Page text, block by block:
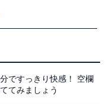
ですっきり快感！ 空欄
てみましょう